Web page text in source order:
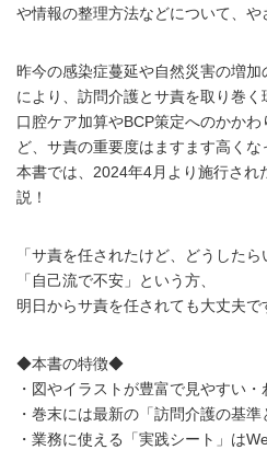
や情報の整理方法などについて、や
昨今の感染症蔓延や自然災害の増
により、訪問介護とサ責を取り巻く
口腔ケア加算やBCP策定へのかか
ど、サ責の重要度はますます高くな
本書では、2024年4月より施行され
説！
「サ責を任されたけど、どうしたら
「自己流で不安」という方、
明日からサ責を任されても大丈夫で
◆本書の特徴◆
・図やイラストが豊富で見やすい
・巻末には最新の「訪問介護の基
・業務に使える「実践シート」は